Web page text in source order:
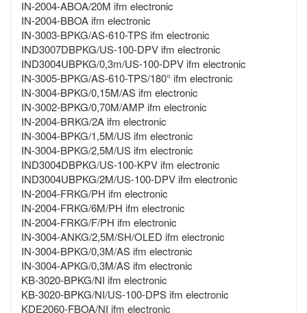
IN-2004-ABOA/20M ifm electronic
IN-2004-BBOA ifm electronic
IN-3003-BPKG/AS-610-TPS ifm electronic
IND3007DBPKG/US-100-DPV ifm electronic
IND3004UBPKG/0,3m/US-100-DPV ifm electronic
IN-3005-BPKG/AS-610-TPS/180° ifm electronic
IN-3004-BPKG/0,15M/AS ifm electronic
IN-3002-BPKG/0,70M/AMP ifm electronic
IN-2004-BRKG/2A ifm electronic
IN-3004-BPKG/1,5M/US ifm electronic
IN-3004-BPKG/2,5M/US ifm electronic
IND3004DBPKG/US-100-KPV ifm electronic
IND3004UBPKG/2M/US-100-DPV ifm electronic
IN-2004-FRKG/PH ifm electronic
IN-2004-FRKG/6M/PH ifm electronic
IN-2004-FRKG/F/PH ifm electronic
IN-3004-ANKG/2,5M/SH/OLED ifm electronic
IN-3004-BPKG/0,3M/AS ifm electronic
IN-3004-APKG/0,3M/AS ifm electronic
KB-3020-BPKG/NI ifm electronic
KB-3020-BPKG/NI/US-100-DPS ifm electronic
KDE2060-FBOA/NI ifm electronic